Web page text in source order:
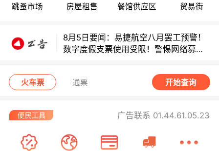
跳蚤市场 房屋租售 餐馆供应区 贸易街
多款避孕套因安全缺陷召回！
8月5日要闻：易捷航空八月罢工预警！
数字度假支票使用受限！警惕网络募捐
无栏杆收费站逃费将重罚！
火车票 通票 开始查询
广告联系 01.44.61.05.23